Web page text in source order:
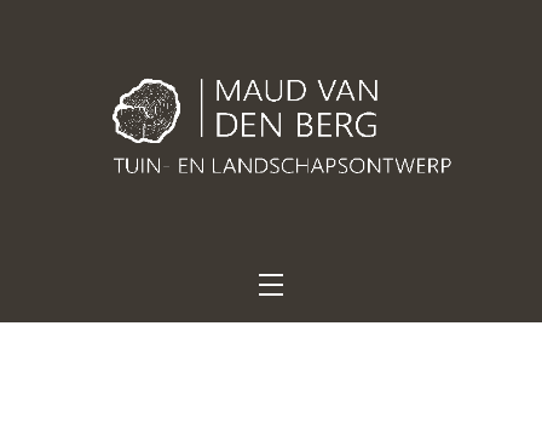
Maud van den Berg
Tuin- en
landschapsontwerp